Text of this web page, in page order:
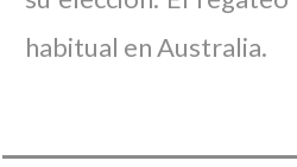
habitual en Australia.